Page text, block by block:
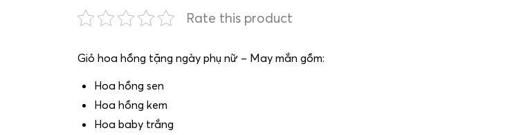
Rate this product
Giỏ hoa hồng tặng ngày phụ nữ – May mắn gồm:
Hoa hồng sen
Hoa hồng kem
Hoa baby trắng